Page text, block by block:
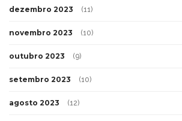
dezembro 2023 (11)
novembro 2023 (10)
outubro 2023 (9)
setembro 2023 (10)
agosto 2023 (12)